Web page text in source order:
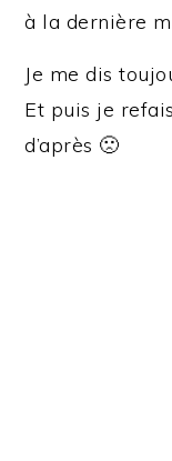
à la dernière
Je me dis
Et puis je
d’après 🙁